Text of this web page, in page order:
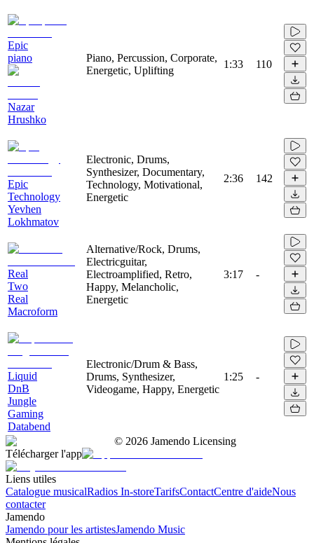
Epic
piano
Nazar
Hrushko
Piano, Percussion, Corporate,
Energetic, Uplifting
1:33 110
Epic
Technology
Yevhen
Lokhmatov
Electronic, Drums,
Synthesizer, Documentary,
Technology, Motivational,
Energetic
2:36 142
Real
Two
Real
Macroform
Alternative/Rock, Drums,
Electricguitar,
Electroamplified, Retro,
Happy, Melancholic,
Energetic
3:17 -
Liquid
DnB
Jungle
Gaming
Databend
Electronic/Drum & Bass,
Drums, Synthesizer,
Videogame, Happy, Energetic
1:25 -
© 2026 Jamendo Licensing
Télécharger l'app
Liens utiles
Catalogue musicalRadios In-storeTarifsContactCentre d'aideNous
contacter
Jamendo
Jamendo pour les artistesJamendo Music